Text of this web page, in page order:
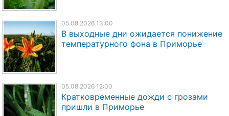
05.08.2026 13:00
В выходные дни ожидается понижение
температурного фона в Приморье
05.08.2026 12:00
Кратковременные дожди с грозами
пришли в Приморье